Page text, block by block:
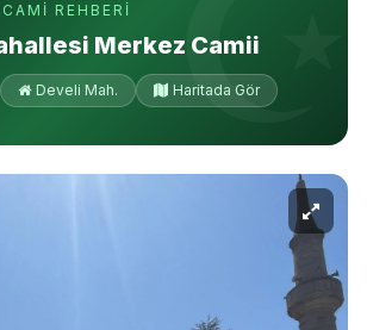
REHBERI
Merkez Camii
Develi Mah. Haritada Gör